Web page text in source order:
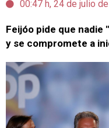
00:47 h, 24 de julio
Feijóo pide que
y se compromete a